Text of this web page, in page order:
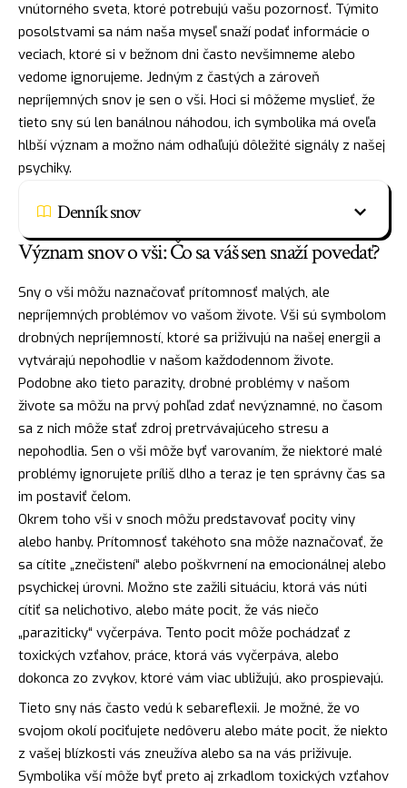
vnútorného sveta, ktoré potrebujú vašu pozornosť. Týmito
posolstvami sa nám naša myseľ snaží podať informácie o
veciach, ktoré si v bežnom dni často nevšimneme alebo
vedome ignorujeme. Jedným z častých a zároveň
nepríjemných snov je sen o vši. Hoci si môžeme myslieť, že
tieto sny sú len banálnou náhodou, ich symbolika má oveľa
hlbší význam a možno nám odhaľujú dôležité signály z našej
psychiky.
Denník snov
Význam snov o vši: Čo sa váš sen snaží povedať?
Sny o vši môžu naznačovať prítomnosť malých, ale
nepríjemných problémov vo vašom živote. Vši sú symbolom
drobných nepríjemností, ktoré sa priživujú na našej energii a
vytvárajú nepohodlie v našom každodennom živote.
Podobne ako tieto parazity, drobné problémy v našom
živote sa môžu na prvý pohľad zdať nevýznamné, no časom
sa z nich môže stať zdroj pretrvávajúceho stresu a
nepohodlia. Sen o vši môže byť varovaním, že niektoré malé
problémy ignorujete príliš dlho a teraz je ten správny čas sa
im postaviť čelom.
Okrem toho vši v snoch môžu predstavovať pocity viny
alebo hanby. Prítomnosť takéhoto sna môže naznačovať, že
sa cítite „znečistení“ alebo poškvrnení na emocionálnej alebo
psychickej úrovni. Možno ste zažili situáciu, ktorá vás núti
cítiť sa nelichotivo, alebo máte pocit, že vás niečo
„paraziticky“ vyčerpáva. Tento pocit môže pochádzať z
toxických vzťahov, práce, ktorá vás vyčerpáva, alebo
dokonca zo zvykov, ktoré vám viac ubližujú, ako prospievajú.
Tieto sny nás často vedú k sebareflexii. Je možné, že vo
svojom okolí pociťujete nedôveru alebo máte pocit, že niekto
z vašej blízkosti vás zneužíva alebo sa na vás priživuje.
Symbolika vší môže byť preto aj zrkadlom toxických vzťahov